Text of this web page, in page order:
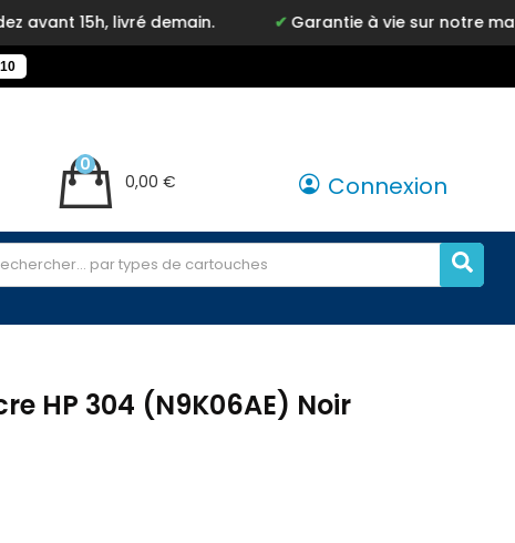
livré demain. Garantie à vie sur notre marque Inkyz
0,00 €
0
Connexion
HP 304 (N9K06AE) Noir